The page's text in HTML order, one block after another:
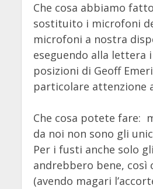
Che cosa abbiamo
sostituito i microfoni
microfoni a nostra
eseguendo alla lettera
posizioni di Geoff
particolare attenzione
Che cosa potete fare:
da noi non sono gli
Per i fusti anche solo
andrebbero bene, così
(avendo magari